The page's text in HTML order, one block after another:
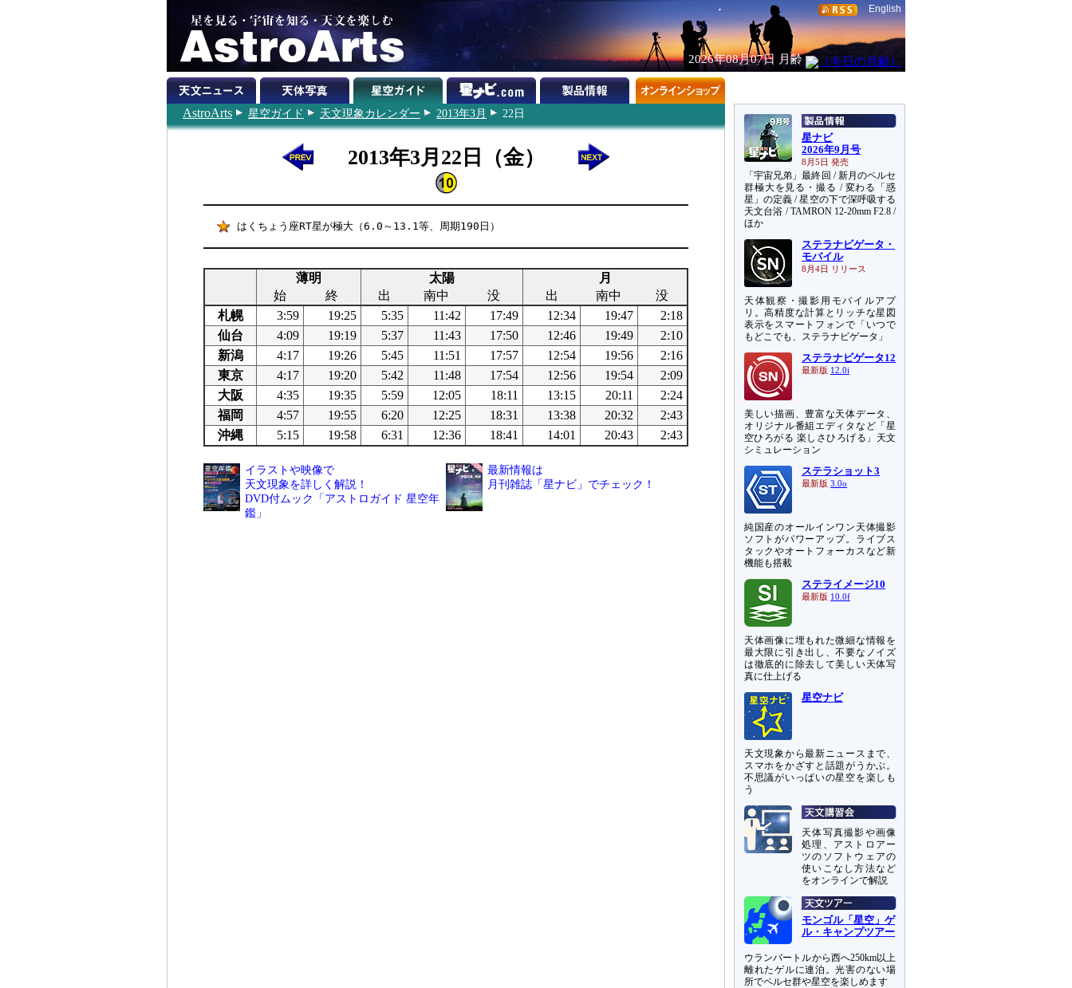
English
2026年08月07日 月齢
AstroArts 星空ガイド 天文現象カレンダー 2013年3月 22日
2013年3月22日（金）
はくちょう座RT星が極大（6.0～13.1等、周期190日）
薄明 太陽
月
始
終 出 南中 没 出 南中
没
札幌
3:59 19:25 5:35 11:42 17:49 12:34 19:47
2:18
仙台
4:09 19:19 5:37 11:43 17:50 12:46 19:49
2:10
新潟
4:17 19:26 5:45 11:51 17:57 12:54 19:56
2:16
東京
4:17 19:20 5:42 11:48 17:54 12:56 19:54
2:09
大阪
4:35 19:35 5:59 12:05 18:11 13:15 20:11
2:24
福岡
4:57 19:55 6:20 12:25 18:31 13:38 20:32
2:43
沖縄
5:15 19:58 6:31 12:36 18:41 14:01 20:43 2:43
イラストや映像で
天文現象を詳しく解説！
DVD付ムック「アストロガイド 星空年
鑑」
最新情報は
月刊雑誌「星ナビ」でチェック！
星ナビ
2026年9月号
8月5日 発売
「宇宙兄弟」最終回 / 新月のペルセ
群極大を見る・撮る / 変わる「惑
星」の定義 / 星空の下で深呼吸する
天文台浴 / TAMRON 12-20mm F2.8 /
ほか
ステラナビゲータ・
モバイル
8月4日 リリース
天体観察・撮影用モバイルアプ
リ。高精度な計算とリッチな星図
表示をスマートフォンで「いつで
もどこでも、ステラナビゲータ」
ステラナビゲータ12
最新版 12.0i
美しい描画、豊富な天体データ、
オリジナル番組エディタなど「星
空ひろがる 楽しさひろげる」天文
シミュレーション
ステラショット3
最新版 3.0o
純国産のオールインワン天体撮影
ソフトがパワーアップ。ライブス
タックやオートフォーカスなど新
機能も搭載
ステライメージ10
最新版 10.0f
天体画像に埋もれた微細な情報を
最大限に引き出し、不要なノイズ
は徹底的に除去して美しい天体写
真に仕上げる
星空ナビ
天文現象から最新ニュースまで、
スマホをかざすと話題がうかぶ。
不思議がいっぱいの星空を楽しも
う
天体写真撮影や画像
処理、アストロアー
ツのソフトウェアの
使いこなし方法など
をオンラインで解説
モンゴル「星空」ゲ
ル・キャンプツアー
ウランバートルから西へ250km以上
離れたゲルに連泊。光害のない場
所でペルセ群や星空を楽しめます